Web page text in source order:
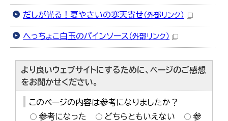
だしが光る！夏やさいの寒天寄せ （外部リンク）
へっちょこ白玉のパインソース （外部リンク）
より良いウェブサイトにするために、ページのご感想
をお聞かせください。
このページの内容は参考になりましたか？
参考になった
どちらともいえない
参